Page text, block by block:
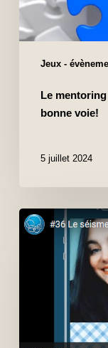
Jeux -
Le
bonne voie!
5 juillet 2024